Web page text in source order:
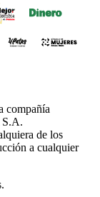
compañía
de los
a cualquier